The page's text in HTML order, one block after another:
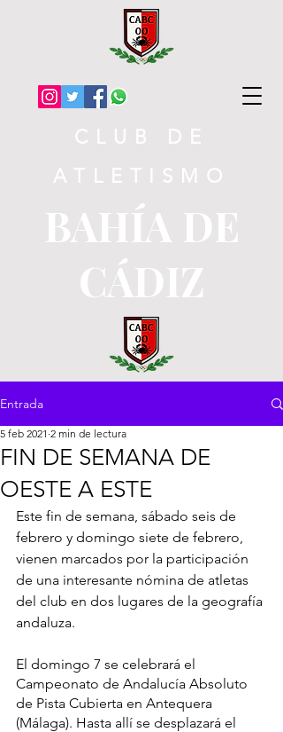
BAHÍA DE
CÁDIZ
CLUB DE
ATLETISMO
Entrada
FIN DE SEMANA DE
OESTE A ESTE
5 feb 2021 2 min de lectura
Este fin de semana, sábado seis de
febrero y domingo siete de febrero,
vienen marcados por la participación
de una interesante nómina de atletas
del club en dos lugares de la geografía
andaluza.
El domingo 7 se celebrará el
Campeonato de Andalucía Absoluto
de Pista Cubierta en Antequera
(Málaga). Hasta allí se desplazará el